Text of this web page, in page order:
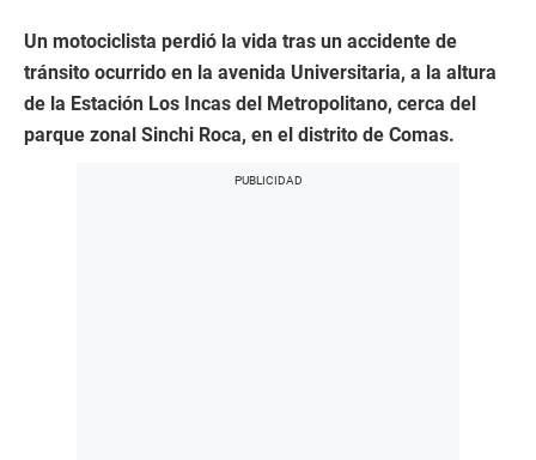
Un motociclista perdió la vida tras un accidente de
tránsito ocurrido en la avenida Universitaria, a la altura
de la Estación Los Incas del Metropolitano, cerca del
parque zonal Sinchi Roca, en el distrito de Comas.